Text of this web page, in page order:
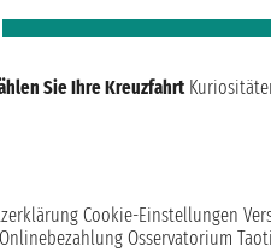
Sie Ihre Kreuzfahrt
Cookie-Einstellungen
Onlinebezahlung Osservatorium